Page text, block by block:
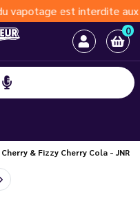
est interdite aux
0
& Fizzy Cherry Cola - JNR